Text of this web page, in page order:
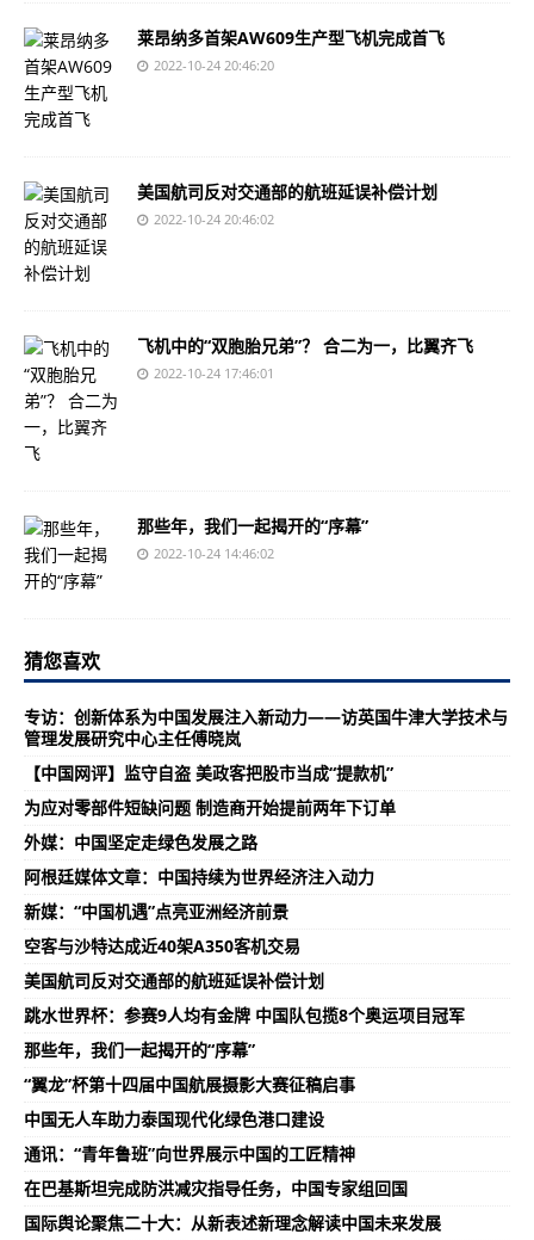
莱昂纳多首架AW609生产型飞机完成首飞
2022-10-24 20:46:20
美国航司反对交通部的航班延误补偿计划
2022-10-24 20:46:02
飞机中的“双胞胎兄弟”？ 合二为一，比翼齐飞
2022-10-24 17:46:01
那些年，我们一起揭开的“序幕”
2022-10-24 14:46:02
猜您喜欢
专访：创新体系为中国发展注入新动力——访英国牛津大学技术与
管理发展研究中心主任傅晓岚
【中国网评】监守自盗 美政客把股市当成“提款机”
为应对零部件短缺问题 制造商开始提前两年下订单
外媒：中国坚定走绿色发展之路
阿根廷媒体文章：中国持续为世界经济注入动力
新媒：“中国机遇”点亮亚洲经济前景
空客与沙特达成近40架A350客机交易
美国航司反对交通部的航班延误补偿计划
跳水世界杯：参赛9人均有金牌 中国队包揽8个奥运项目冠军
那些年，我们一起揭开的“序幕”
“翼龙”杯第十四届中国航展摄影大赛征稿启事
中国无人车助力泰国现代化绿色港口建设
通讯：“青年鲁班”向世界展示中国的工匠精神
在巴基斯坦完成防洪减灾指导任务，中国专家组回国
国际舆论聚焦二十大：从新表述新理念解读中国未来发展